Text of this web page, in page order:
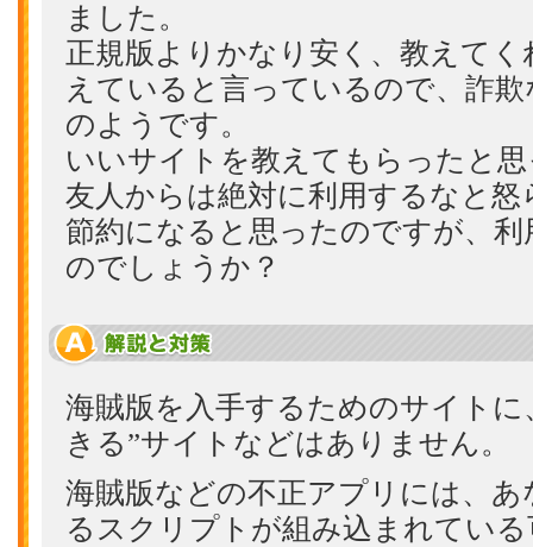
ました。
正規版よりかなり安く、教えて
えていると言っているので、詐
のようです。
いいサイトを教えてもらったと
友人からは絶対に利用するなと怒
節約になると思ったのですが、
のでしょうか？
海賊版を入手するためのサイトに
きる”サイトなどはありません。
海賊版などの不正アプリには、
るスクリプトが組み込まれてい